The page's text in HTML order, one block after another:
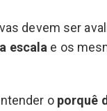
devem ser
escala e os
o porquê